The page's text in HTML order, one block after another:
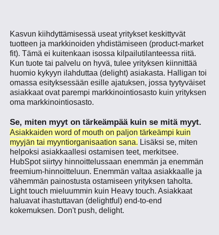
Kasvun kiihdyttämisessä useat yritykset keskittyvät
tuotteen ja markkinoiden yhdistämiseen (product-market
fit). Tämä ei kuitenkaan isossa kilpailutilanteessa riitä.
Kun tuote tai palvelu on hyvä, tulee yrityksen kiinnittää
huomio kykyyn ilahduttaa (delight) asiakasta. Halligan toi
omassa esityksessään esille ajatuksen, jossa tyytyväiset
asiakkaat ovat parempi markkinointiosasto kuin yrityksen
oma markkinointiosasto.
Se, miten myyt on tärkeämpää kuin se mitä myyt.
Asiakkaiden word of mouth on paljon tärkeämpi kuin
myyjän tai myyntiorganisaation sana. Lisäksi se, miten
helpoksi asiakkaallesi ostamisen teet, merkitsee.
HubSpot siirtyy hinnoittelussaan enemmän ja enemmän
freemium-hinnoitteluun. Enemmän valtaa asiakkaalle ja
vähemmän painostusta ostamiseen yrityksen taholta.
Light touch mieluummin kuin Heavy touch. Asiakkaat
haluavat ihastuttavan (delightful) end-to-end
kokemuksen. Don't push, delight.